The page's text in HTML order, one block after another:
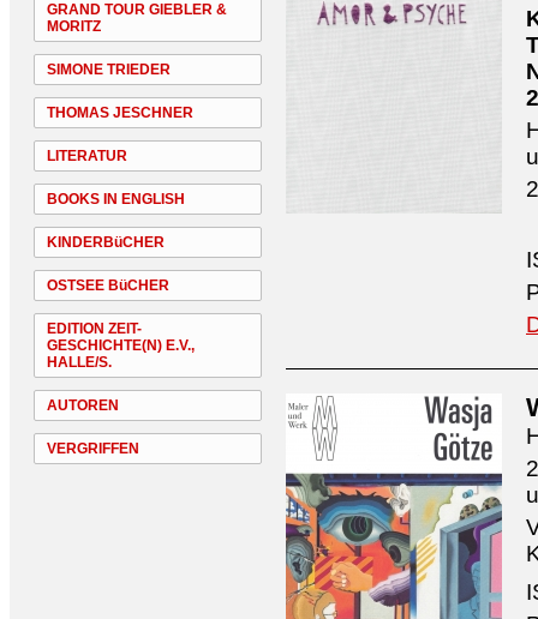
GRAND TOUR GIEBLER &
MORITZ
SIMONE TRIEDER
THOMAS JESCHNER
LITERATUR
BOOKS IN ENGLISH
KINDERBüCHER
OSTSEE BüCHER
EDITION ZEIT-
GESCHICHTE(N) E.V.,
HALLE/S.
AUTOREN
VERGRIFFEN